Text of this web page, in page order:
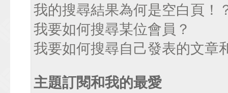
我的搜尋結果為何是空白頁！
我要如何搜尋某位會員？
我要如何搜尋自己發表的文章
主題訂閱和我的最愛